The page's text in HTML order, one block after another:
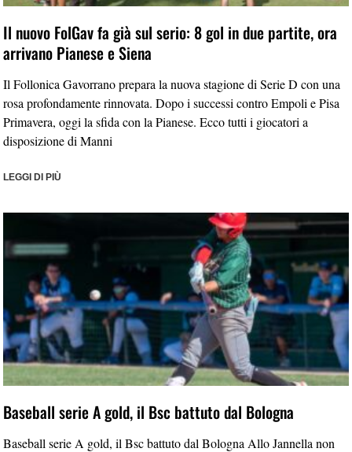
Il nuovo FolGav fa già sul serio: 8 gol in due partite, ora
arrivano Pianese e Siena
Il Follonica Gavorrano prepara la nuova stagione di Serie D con una
rosa profondamente rinnovata. Dopo i successi contro Empoli e Pisa
Primavera, oggi la sfida con la Pianese. Ecco tutti i giocatori a
disposizione di Manni
LEGGI DI PIÙ
Baseball serie A gold, il Bsc battuto dal Bologna
Baseball serie A gold, il Bsc battuto dal Bologna Allo Jannella non